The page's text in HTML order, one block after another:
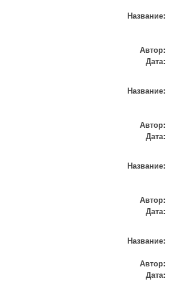
Название:
Автор:
Дата:
Название:
Автор:
Дата:
Название:
Автор:
Дата:
Название:
Автор:
Дата: